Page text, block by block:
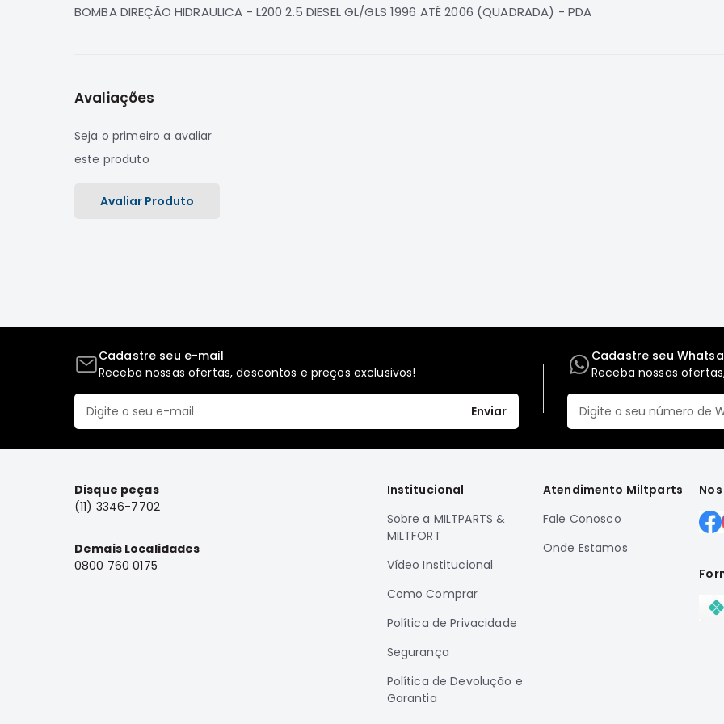
de
BOMBA DIREÇÃO HIDRAULICA - L200 2.5 DIESEL GL/GLS 1996 ATÉ 2006 (QUADRADA) - PDA
Avaliações
Seja o primeiro a avaliar
este produto
Avaliar Produto
Cadastre seu e-mail
Receba nossas ofertas, descontos e preços exclusivos!
Enviar
Cadastre seu
Receba nossas
Disque peças
(11) 3346-7702
Demais Localidades
0800 760 0175
Institucional
Sobre a MILTPARTS &
MILTFORT
Vídeo Institucional
Como Comprar
Política de Privacidade
Segurança
Política de Devolução e
Garantia
Atendimento Miltparts
Fale Conosco
Onde Estamos